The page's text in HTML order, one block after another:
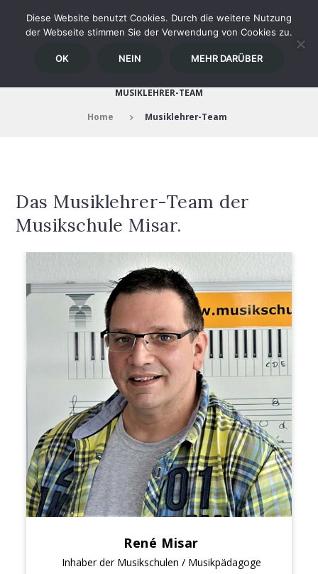
MUSIKLEHRER-TEAM
Home Musiklehrer-Team
Das Musiklehrer-Team der
Musikschule Misar.
René Misar
Inhaber der Musikschulen / Musikpädagoge
Diese Website benutzt Cookies. Durch die weitere Nutzung
der Webseite stimmen Sie der Verwendung von Cookies zu.
OK NEIN MEHR DARÜBER